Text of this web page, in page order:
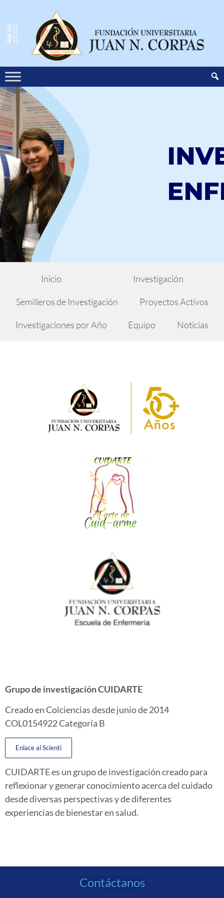
Inicio Investigación
Semilleros de Investigación Proyectos Activos
Investigaciones por Año Equipo Noticias
Grupo de investigación CUIDARTE
Creado en Colciencias desde junio de 2014
COL0154922 Categoría B
Enlace al Scienti
CUIDARTE es un grupo de investigación creado para
reflexionar y generar conocimiento acerca del cuidado
desde diversas perspectivas y de diferentes
experiencias de bienestar en salud.
Contáctanos